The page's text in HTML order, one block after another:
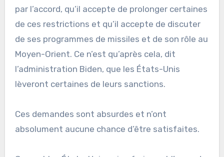
par l’accord, qu’il accepte de prolonger certaines
de ces restrictions et qu’il accepte de discuter
de ses programmes de missiles et de son rôle au
Moyen-Orient. Ce n’est qu’après cela, dit
l’administration Biden, que les États-Unis
lèveront certaines de leurs sanctions.
Ces demandes sont absurdes et n’ont
absolument aucune chance d’être satisfaites.